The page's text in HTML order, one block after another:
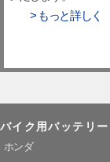
> もっと詳しく
バイク用バッテリー
ホンダ